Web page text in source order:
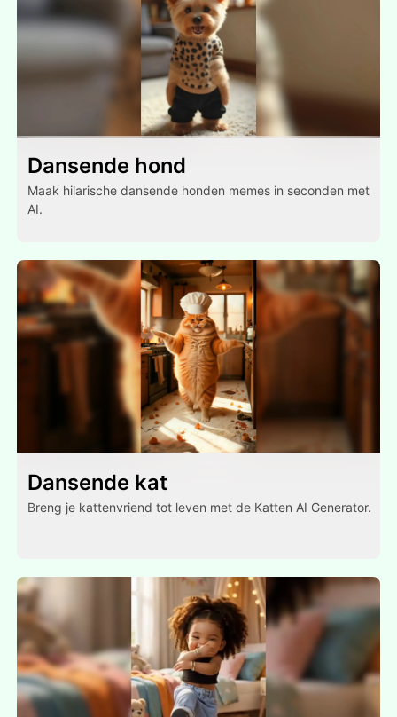
Dansende hond
Maak hilarische dansende honden memes in seconden met
AI.
Dansende kat
Breng je kattenvriend tot leven met de Katten AI Generator.